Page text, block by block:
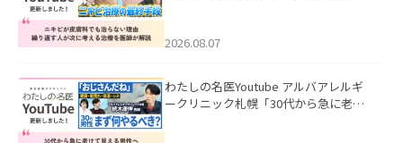
ました。
2026.08.07
わたしの名医Youtube アルバアレルギ
ークリニック札幌「30代から急に老け